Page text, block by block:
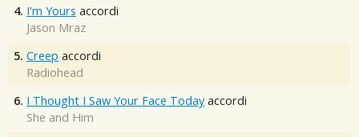
4. I'm Yours accordi
Jason Mraz
5. Creep accordi
Radiohead
6. I Thought I Saw Your Face Today accordi
She and Him